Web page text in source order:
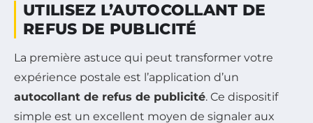
UTILISEZ L’AUTOCOLLANT DE
REFUS DE PUBLICITÉ
La première astuce qui peut transformer votre
expérience postale est l’application d’un
autocollant de refus de publicité. Ce dispositif
simple est un excellent moyen de signaler aux